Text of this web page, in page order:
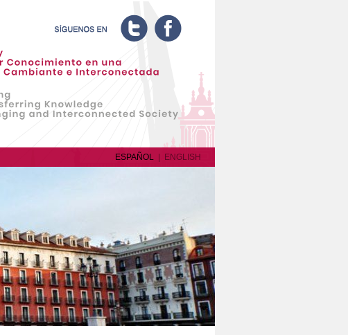
ESPAÑOL ENGLISH